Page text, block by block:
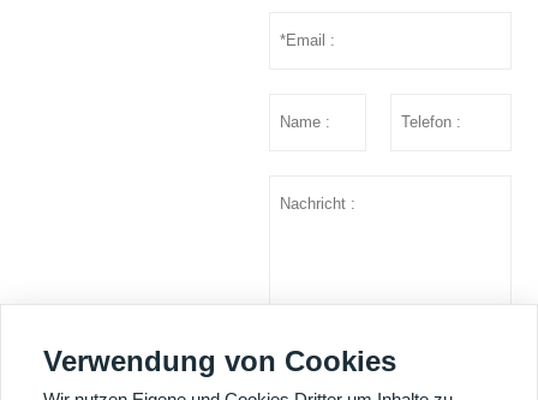
Verwendung von Cookies